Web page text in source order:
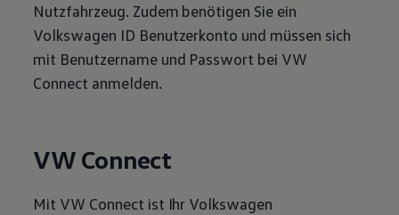
Nutzfahrzeug. Zudem benötigen Sie ein
Volkswagen ID Benutzerkonto und müssen sich
mit Benutzername und Passwort bei VW
Connect anmelden.
VW Connect
Mit VW Connect ist Ihr Volkswagen